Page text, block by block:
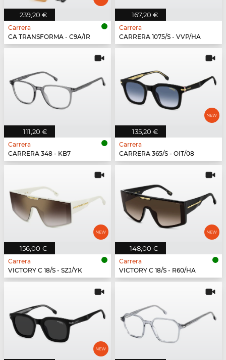
239,20 €
Carrera
CA TRANSFORMA - C9A/IR
167,20 €
Carrera
CARRERA 1075/S - VVP/HA
111,20 €
Carrera
CARRERA 348 - KB7
135,20 €
Carrera
CARRERA 365/S - OIT/08
156,00 €
Carrera
VICTORY C 18/S - SZJ/YK
148,00 €
Carrera
VICTORY C 18/S - R60/HA